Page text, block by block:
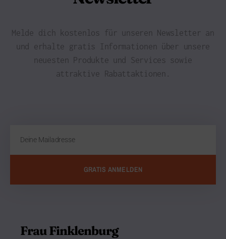
Melde dich kostenlos für unseren Newsletter an
und erhalte gratis Informationen über unsere
neuesten Produkte und Services sowie
attraktive Rabattaktionen.
GRATIS ANMELDEN
Frau Finklenburg